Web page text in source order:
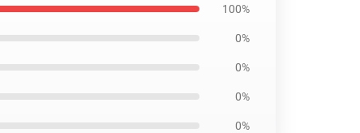
100%
0%
0%
0%
0%